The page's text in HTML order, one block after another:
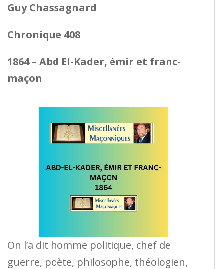
Guy Chassagnard
Chronique 408
1864 – Abd El-Kader, émir et franc-
maçon
On l’a dit homme politique, chef de
guerre, poète, philosophe, théologien,